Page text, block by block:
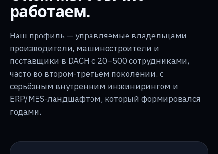
работаем.
Наш профиль — управляемые владельцами
производители, машиностроители и
поставщики в DACH с 20–500 сотрудниками,
часто во втором-третьем поколении, с
серьёзным внутренним инжинирингом и
ERP/MES-ландшафтом, который формировался
годами.